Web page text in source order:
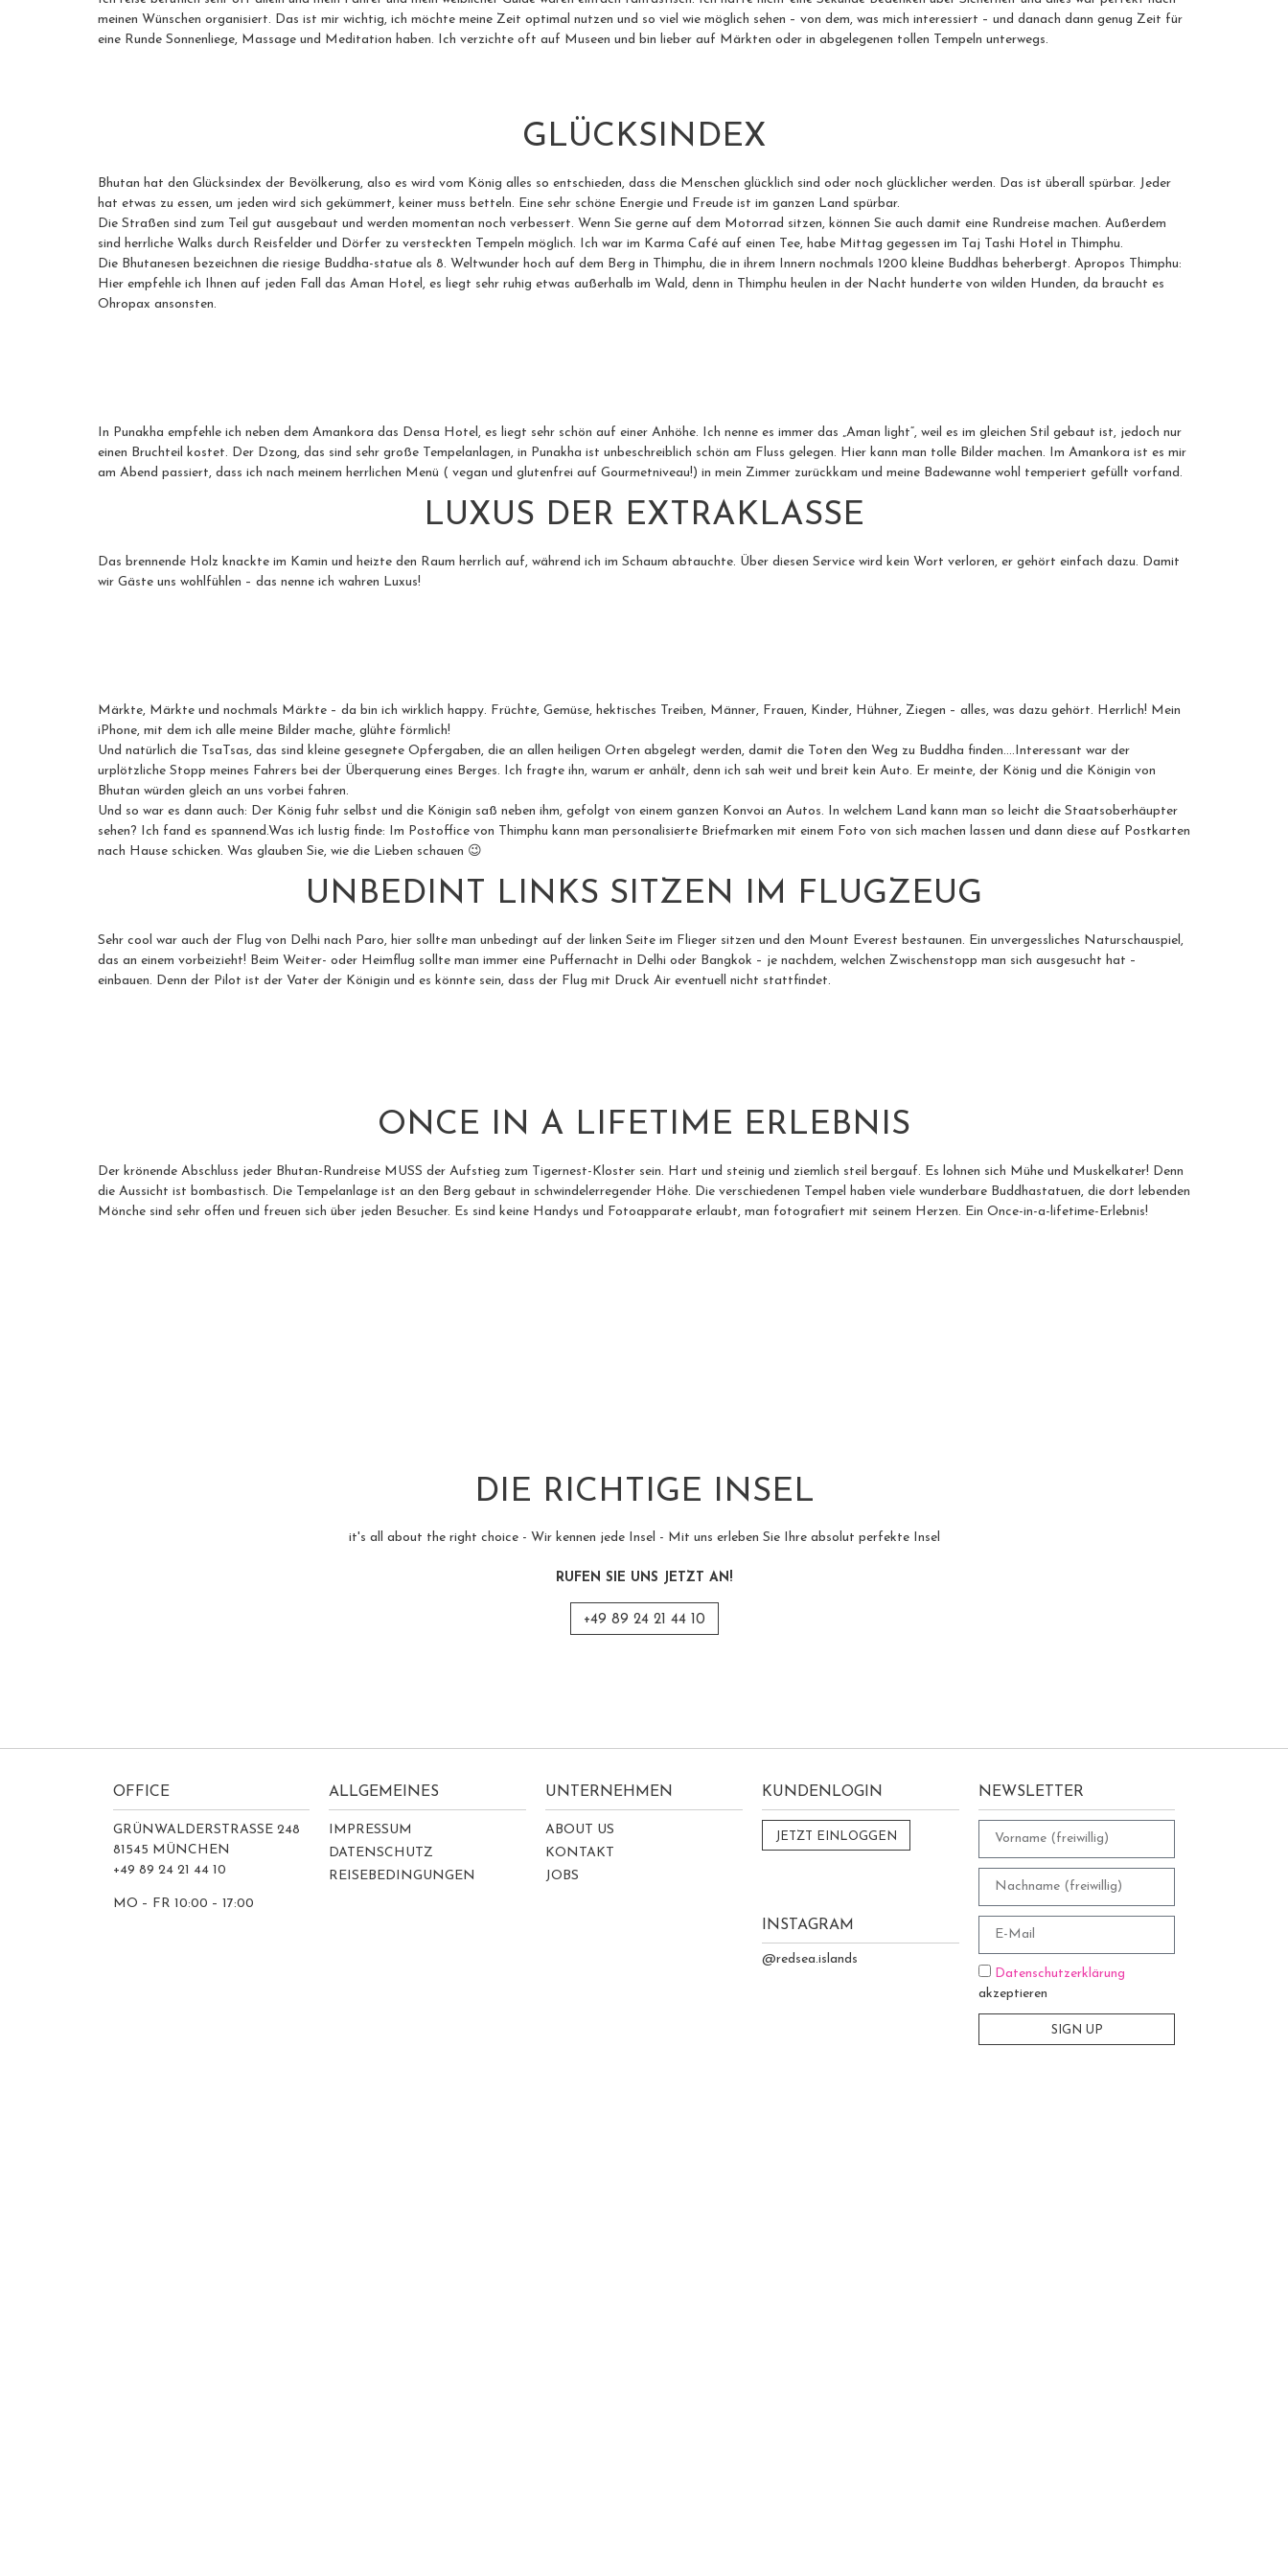
meinen Wünschen organisiert. Das ist mir wichtig, ich möchte meine Zeit optimal nutzen und so viel wie möglich sehen – von dem, was mich interessiert – und danach dann genug Zeit für
eine Runde Sonnenliege, Massage und Meditation haben. Ich verzichte oft auf Museen und bin lieber auf Märkten oder in abgelegenen tollen Tempeln unterwegs.
GLÜCKSINDEX
Bhutan hat den Glücksindex der Bevölkerung, also es wird vom König alles so entschieden, dass die Menschen glücklich sind oder noch glücklicher werden. Das ist überall spürbar. Jeder
hat etwas zu essen, um jeden wird sich gekümmert, keiner muss betteln. Eine sehr schöne Energie und Freude ist im ganzen Land spürbar.
Die Straßen sind zum Teil gut ausgebaut und werden momentan noch verbessert. Wenn Sie gerne auf dem Motorrad sitzen, können Sie auch damit eine Rundreise machen. Außerdem
sind herrliche Walks durch Reisfelder und Dörfer zu versteckten Tempeln möglich. Ich war im Karma Café auf einen Tee, habe Mittag gegessen im Taj Tashi Hotel in Thimphu.
Die Bhutanesen bezeichnen die riesige Buddha-statue als 8. Weltwunder hoch auf dem Berg in Thimphu, die in ihrem Innern nochmals 1200 kleine Buddhas beherbergt. Apropos Thimphu:
Hier empfehle ich Ihnen auf jeden Fall das Aman Hotel, es liegt sehr ruhig etwas außerhalb im Wald, denn in Thimphu heulen in der Nacht hunderte von wilden Hunden, da braucht es
Ohropax ansonsten.
In Punakha empfehle ich neben dem Amankora das Densa Hotel, es liegt sehr schön auf einer Anhöhe. Ich nenne es immer das „Aman light“, weil es im gleichen Stil gebaut ist, jedoch nur
einen Bruchteil kostet. Der Dzong, das sind sehr große Tempelanlagen, in Punakha ist unbeschreiblich schön am Fluss gelegen. Hier kann man tolle Bilder machen. Im Amankora ist es mir
am Abend passiert, dass ich nach meinem herrlichen Menü ( vegan und glutenfrei auf Gourmetniveau!) in mein Zimmer zurückkam und meine Badewanne wohl temperiert gefüllt vorfand.
LUXUS DER EXTRAKLASSE
Das brennende Holz knackte im Kamin und heizte den Raum herrlich auf, während ich im Schaum abtauchte. Über diesen Service wird kein Wort verloren, er gehört einfach dazu. Damit
wir Gäste uns wohlfühlen – das nenne ich wahren Luxus!
Märkte, Märkte und nochmals Märkte – da bin ich wirklich happy. Früchte, Gemüse, hektisches Treiben, Männer, Frauen, Kinder, Hühner, Ziegen – alles, was dazu gehört. Herrlich! Mein
iPhone, mit dem ich alle meine Bilder mache, glühte förmlich!
Und natürlich die TsaTsas, das sind kleine gesegnete Opfergaben, die an allen heiligen Orten abgelegt werden, damit die Toten den Weg zu Buddha finden….Interessant war der
urplötzliche Stopp meines Fahrers bei der Überquerung eines Berges. Ich fragte ihn, warum er anhält, denn ich sah weit und breit kein Auto. Er meinte, der König und die Königin von
Bhutan würden gleich an uns vorbei fahren.
Und so war es dann auch: Der König fuhr selbst und die Königin saß neben ihm, gefolgt von einem ganzen Konvoi an Autos. In welchem Land kann man so leicht die Staatsoberhäupter
sehen? Ich fand es spannend.Was ich lustig finde: Im Postoffice von Thimphu kann man personalisierte Briefmarken mit einem Foto von sich machen lassen und dann diese auf Postkarten
nach Hause schicken. Was glauben Sie, wie die Lieben schauen 😉
UNBEDINT LINKS SITZEN IM FLUGZEUG
Sehr cool war auch der Flug von Delhi nach Paro, hier sollte man unbedingt auf der linken Seite im Flieger sitzen und den Mount Everest bestaunen. Ein unvergessliches Naturschauspiel,
das an einem vorbeizieht! Beim Weiter- oder Heimflug sollte man immer eine Puffernacht in Delhi oder Bangkok – je nachdem, welchen Zwischenstopp man sich ausgesucht hat –
einbauen. Denn der Pilot ist der Vater der Königin und es könnte sein, dass der Flug mit Druck Air eventuell nicht stattfindet.
ONCE IN A LIFETIME ERLEBNIS
Der krönende Abschluss jeder Bhutan-Rundreise MUSS der Aufstieg zum Tigernest-Kloster sein. Hart und steinig und ziemlich steil bergauf. Es lohnen sich Mühe und Muskelkater! Denn
die Aussicht ist bombastisch. Die Tempelanlage ist an den Berg gebaut in schwindelerregender Höhe. Die verschiedenen Tempel haben viele wunderbare Buddhastatuen, die dort lebenden
Mönche sind sehr offen und freuen sich über jeden Besucher. Es sind keine Handys und Fotoapparate erlaubt, man fotografiert mit seinem Herzen. Ein Once-in-a-lifetime-Erlebnis!
DIE RICHTIGE INSEL
it's all about the right choice - Wir kennen jede Insel - Mit uns erleben Sie Ihre absolut perfekte Insel
RUFEN SIE UNS JETZT AN!
+49 89 24 21 44 10
OFFICE
GRÜNWALDERSTRASSE 248
81545 MÜNCHEN
+49 89 24 21 44 10
MO – FR 10:00 – 17:00
ALLGEMEINES
IMPRESSUM
DATENSCHUTZ
REISEBEDINGUNGEN
UNTERNEHMEN
ABOUT US
KONTAKT
JOBS
KUNDENLOGIN
JETZT EINLOGGEN
INSTAGRAM
@redsea.islands
NEWSLETTER
Datenschutzerklärung
akzeptieren
SIGN UP